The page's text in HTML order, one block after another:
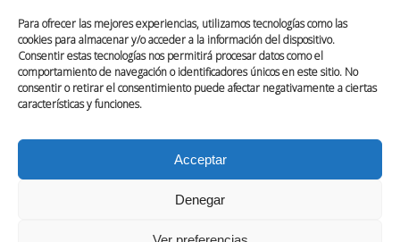
Para ofrecer las mejores experiencias, utilizamos tecnologías como las
cookies para almacenar y/o acceder a la información del dispositivo.
Consentir estas tecnologías nos permitirá procesar datos como el
comportamiento de navegación o identificadores únicos en este sitio. No
consentir o retirar el consentimiento puede afectar negativamente a ciertas
características y funciones.
Acceptar
Denegar
SOBRE NOSOTROS
CONTACTO
POLÍTICA DE COOKIES (UE)